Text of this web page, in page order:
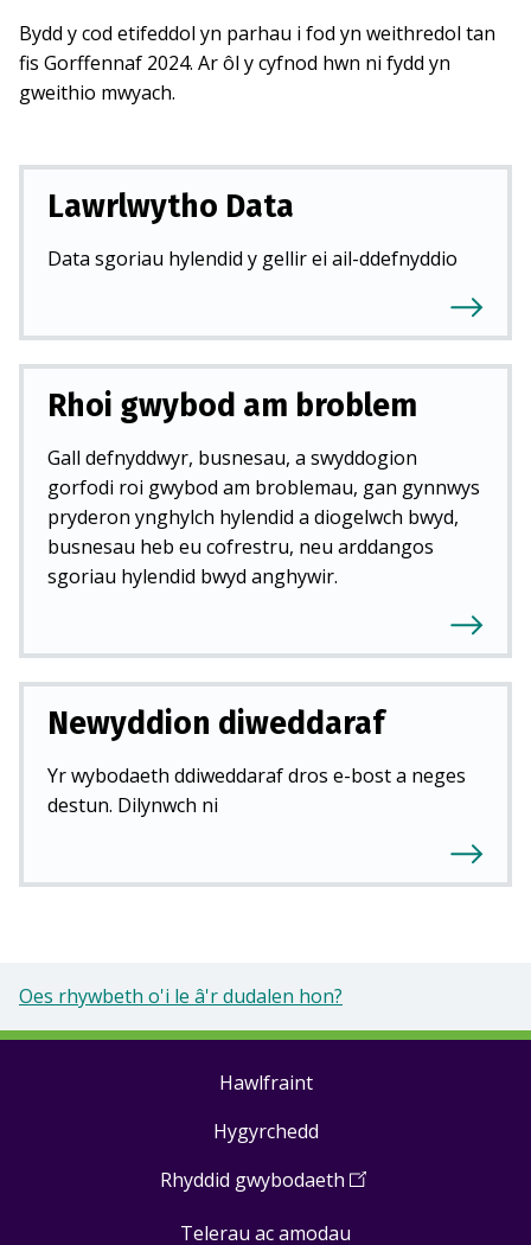
Bydd y cod etifeddol yn parhau i fod yn weithredol tan
fis Gorffennaf 2024. Ar ôl y cyfnod hwn ni fydd yn
gweithio mwyach.
Lawrlwytho Data
Data sgoriau hylendid y gellir ei ail-ddefnyddio
Rhoi gwybod am broblem
Gall defnyddwyr, busnesau, a swyddogion
gorfodi roi gwybod am broblemau, gan gynnwys
pryderon ynghylch hylendid a diogelwch bwyd,
busnesau heb eu cofrestru, neu arddangos
sgoriau hylendid bwyd anghywir.
Newyddion diweddaraf
Yr wybodaeth ddiweddaraf dros e-bost a neges
destun. Dilynwch ni
Oes rhywbeth o'i le â'r dudalen hon?
Hawlfraint
Hygyrchedd
Rhyddid gwybodaeth (Open
a
Telerau ac amodau